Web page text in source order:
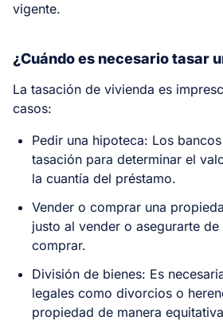
vigente.
¿Cuándo es necesario tasar
La tasación de vivienda es
casos:
Pedir una hipoteca: Los
tasación para determinar el
la cuantía del préstamo.
Vender o comprar una
justo al vender o asegurarte
comprar.
División de bienes: Es
legales como divorcios o
propiedad de manera